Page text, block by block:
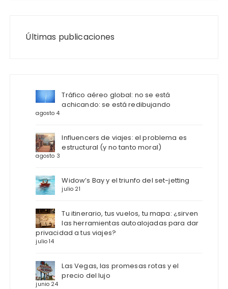
Últimas publicaciones
Tráfico aéreo global: no se está
achicando: se está redibujando
agosto 4
Influencers de viajes: el problema es
estructural (y no tanto moral)
agosto 3
Widow’s Bay y el triunfo del set-jetting
julio 21
Tu itinerario, tus vuelos, tu mapa: ¿sirven
las herramientas autoalojadas para dar
privacidad a tus viajes?
julio 14
Las Vegas, las promesas rotas y el
precio del lujo
junio 24